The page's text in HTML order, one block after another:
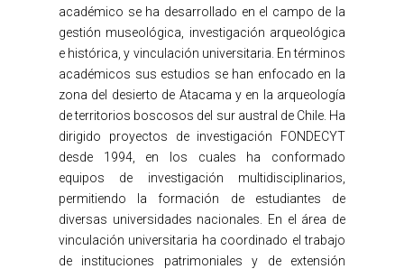
académico se ha desarrollado en el campo de la
gestión museológica, investigación arqueológica
e histórica, y vinculación universitaria. En términos
académicos sus estudios se han enfocado en la
zona del desierto de Atacama y en la arqueología
de territorios boscosos del sur austral de Chile. Ha
dirigido proyectos de investigación FONDECYT
desde 1994, en los cuales ha conformado
equipos de investigación multidisciplinarios,
permitiendo la formación de estudiantes de
diversas universidades nacionales. En el área de
vinculación universitaria ha coordinado el trabajo
de instituciones patrimoniales y de extensión